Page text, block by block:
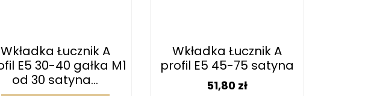
Wkładka Łucznik A
E5 30-40 gałka M1
od 30 satyna...
Wkładka Łucznik A
profil E5 45-75 satyna
Cena
51,80 zł